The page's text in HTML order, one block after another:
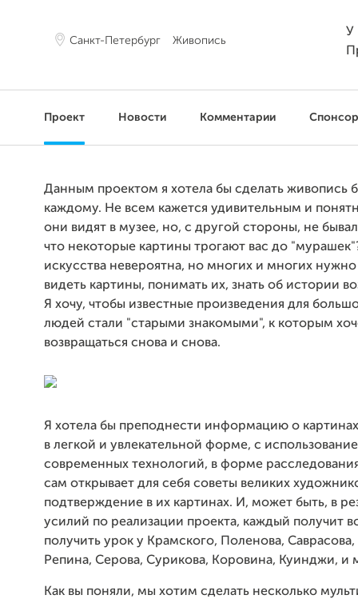
Санкт-Петербург Живопись
У
Проект Новости Комментарии
Данным проектом я хотела бы сделать живопись
каждому. Не всем кажется удивительным и
они видят в музее, но, с другой стороны, не
что некоторые картины трогают вас до
искусства невероятна, но многих и многих
видеть картины, понимать их, знать об истории
Я хочу, чтобы известные произведения для
людей стали "старыми знакомыми", к которым
возвращаться снова и снова.
Я хотела бы преподнести информацию о
в легкой и увлекательной форме, с
современных технологий, в форме
сам открывает для себя советы великих
подтверждение в их картинах. И, может быть, в
усилий по реализации проекта, каждый получит
получить урок у Крамского, Поленова, Саврасова,
Репина, Серова, Сурикова, Коровина, Куинджи, и
Как вы поняли, мы хотим сделать несколько